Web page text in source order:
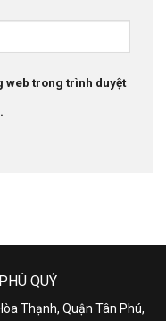
web trong trình duyệt
QUÝ
Thạnh, Quận Tân Phú,